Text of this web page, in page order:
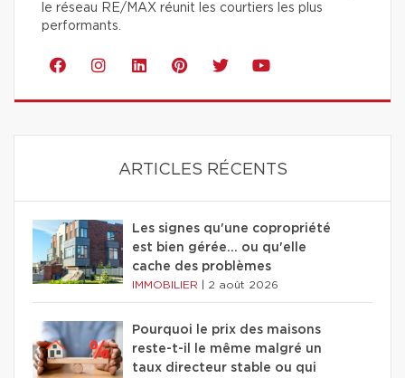
le réseau RE/MAX réunit les courtiers les plus
performants.
ARTICLES RÉCENTS
Les signes qu'une copropriété
est bien gérée… ou qu'elle
cache des problèmes
IMMOBILIER 2 août 2026
Pourquoi le prix des maisons
reste-t-il le même malgré un
taux directeur stable ou qui